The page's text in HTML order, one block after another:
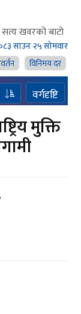
खवरको बाटाे
साउन २५ सोमवार
विनिमय दर
वर्गदृष्टि
मुक्ति